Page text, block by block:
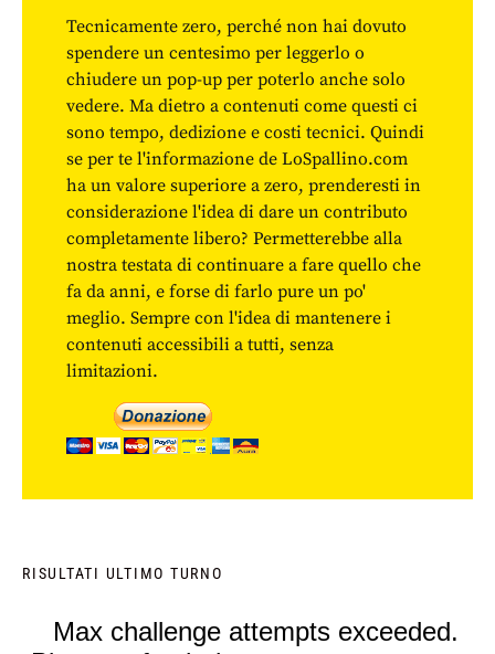
Tecnicamente zero, perché non hai dovuto
spendere un centesimo per leggerlo o
chiudere un pop-up per poterlo anche solo
vedere. Ma dietro a contenuti come questi ci
sono tempo, dedizione e costi tecnici. Quindi
se per te l'informazione de LoSpallino.com
ha un valore superiore a zero, prenderesti in
considerazione l'idea di dare un contributo
completamente libero? Permetterebbe alla
nostra testata di continuare a fare quello che
fa da anni, e forse di farlo pure un po'
meglio. Sempre con l'idea di mantenere i
contenuti accessibili a tutti, senza
limitazioni.
RISULTATI ULTIMO TURNO